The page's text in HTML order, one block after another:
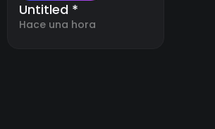
Untitled *
Hace una hora